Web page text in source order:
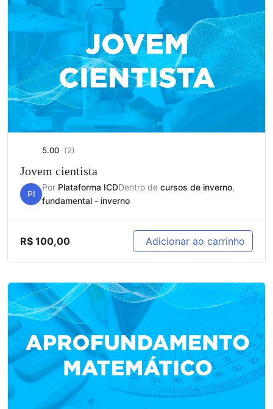
5.00 (2)
Jovem cientista
PI
Por Plataforma ICDDentro de cursos de inverno,
fundamental - inverno
R$ 100,00 Adicionar ao carrinho